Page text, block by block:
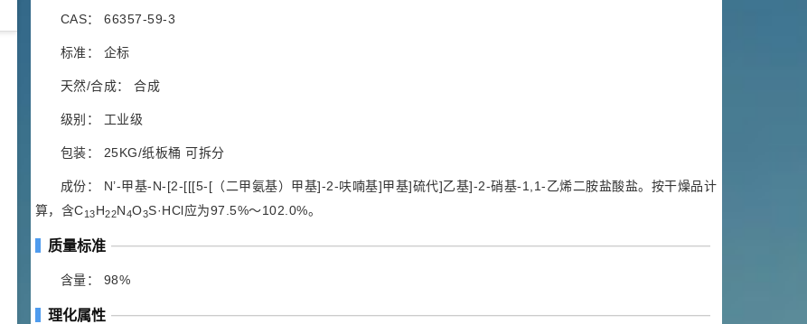
CAS： 66357-59-3
标准： 企标
天然/合成： 合成
级别： 工业级
包装： 25KG/纸板桶 可拆分
成份： N’-甲基-N-[2-[[[5-[（二甲氨基）甲基]-2-呋喃基]甲基]硫代]乙基]-2-硝基-1,1-乙烯二胺盐酸盐。按干燥品计
算，含C13H22N4O3S·HCl应为97.5%～102.0%。
质量标准
含量： 98%
理化属性
1
浏览量 - 10w+
2021-05-25
浏览量 - 5.51w
3